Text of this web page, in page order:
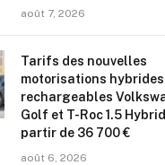
août 7, 2026
Tarifs des nouvelles
motorisations
rechargeables
Golf et T-Roc 1.5
partir de 36 700 €
août 6, 2026